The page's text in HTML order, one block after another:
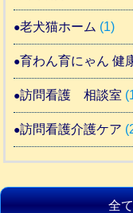
老犬猫ホーム (1)
育わん育にゃん 健
訪問看護 相談室
訪問看護介護ケア
全